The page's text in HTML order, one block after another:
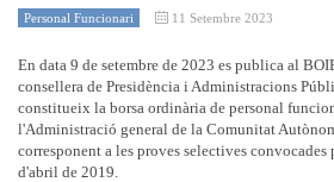
Personal Funcionari 11 Setembre 2023
En data 9 de setembre de 2023 es publica al
consellera de Presidència i Administracions
constitueix la borsa ordinària de personal
l'Administració general de la Comunitat
corresponent a les proves selectives
d'abril de 2019.